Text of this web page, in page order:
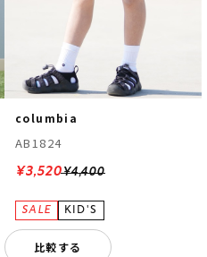
columbia
AB1824
¥4,400
¥3,520
比較する